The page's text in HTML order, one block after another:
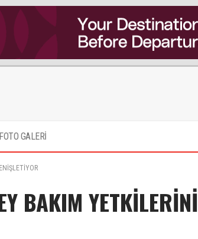
FOTO GALERİ
BAKIM YETKİLERİNİ